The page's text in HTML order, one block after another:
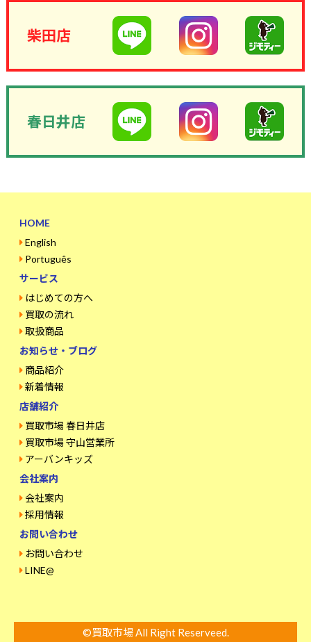
柴田店
春日井店
HOME
English
Português
サービス
はじめての方へ
買取の流れ
取扱商品
お知らせ・ブログ
商品紹介
新着情報
店舗紹介
買取市場 春日井店
買取市場 守山営業所
アーバンキッズ
会社案内
会社案内
採用情報
お問い合わせ
お問い合わせ
LINE@
©買取市場 All Right Reserveed.